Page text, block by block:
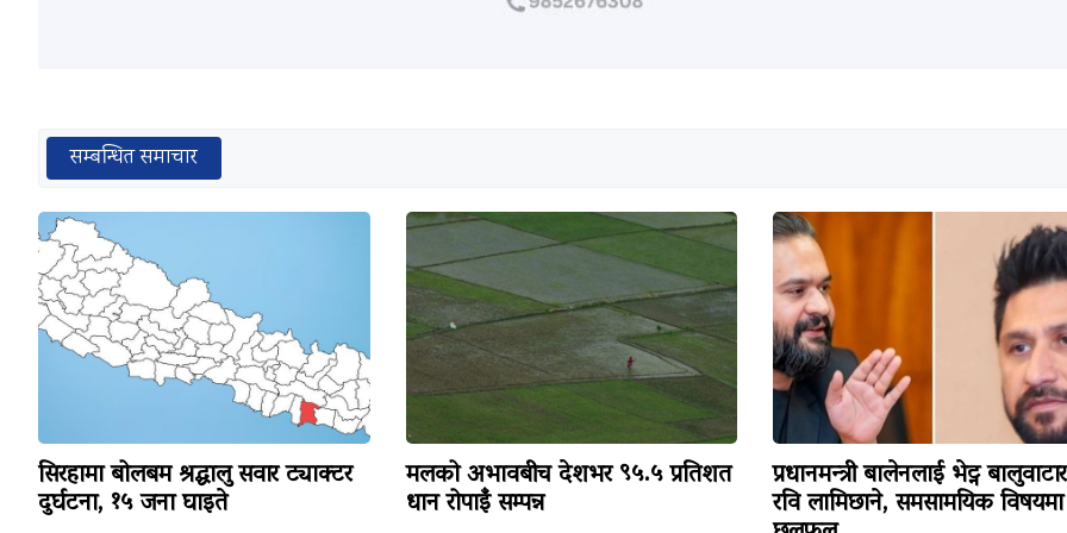
सम्बन्धित समाचार
सिरहामा बोलबम श्रद्धालु सवार ट्याक्टर
दुर्घटना, १५ जना घाइते
मलको अभावबीच देशभर ९५.५ प्रतिशत
धान रोपाइँ सम्पन्न
प्रधानमन्त्री बालेनलाई भेट्न
रवि लामिछाने, समसामयिक विषयमा